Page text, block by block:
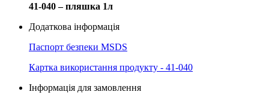
41-040 – пляшка 1л
Додаткова інформація
Паспорт безпеки MSDS
Картка використання продукту - 41-040
Інформація для замовлення